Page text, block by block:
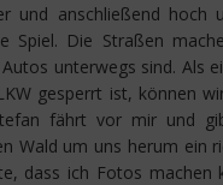
und anschließend hoch
Spiel. Die Straßen
unterwegs sind. Als
gesperrt ist, können
fährt vor mir und
Wald um uns herum ein
dass ich Fotos machen